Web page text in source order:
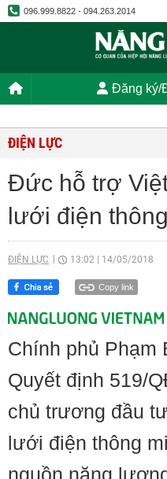
096.999.8822 - 094.263.2014
Đăng ký/
ĐIỆN LỰC
Đức hỗ trợ
lưới điện
ĐIỆN LỰC 13:02 14/05/2018
Copy link
Chính phủ Phạm
Quyết định 519/
chủ trương đầu
lưới điện thông
nguồn năng